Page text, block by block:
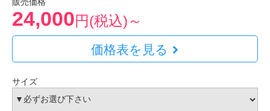
24,000円(税込)～
価格表を見る
サイズ